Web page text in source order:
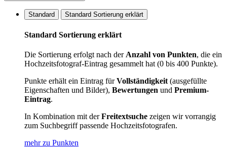
Standard Standard Sortierung erklärt
Standard Sortierung erklärt
Die Sortierung erfolgt nach derAnzahl von Punkten, die ein
Hochzeitsfotograf-Eintrag gesammelt hat (0 bis 400 Punkte).
Punkte erhält ein Eintrag fürVollständigkeit(ausgefüllte
Eigenschaften und Bilder), Bewertungen und Premium-
Eintrag.
In Kombination mit derFreitextsuche zeigen wir vorrangig
zum Suchbegriff passende Hochzeitsfotografen.
mehr zu Punkten